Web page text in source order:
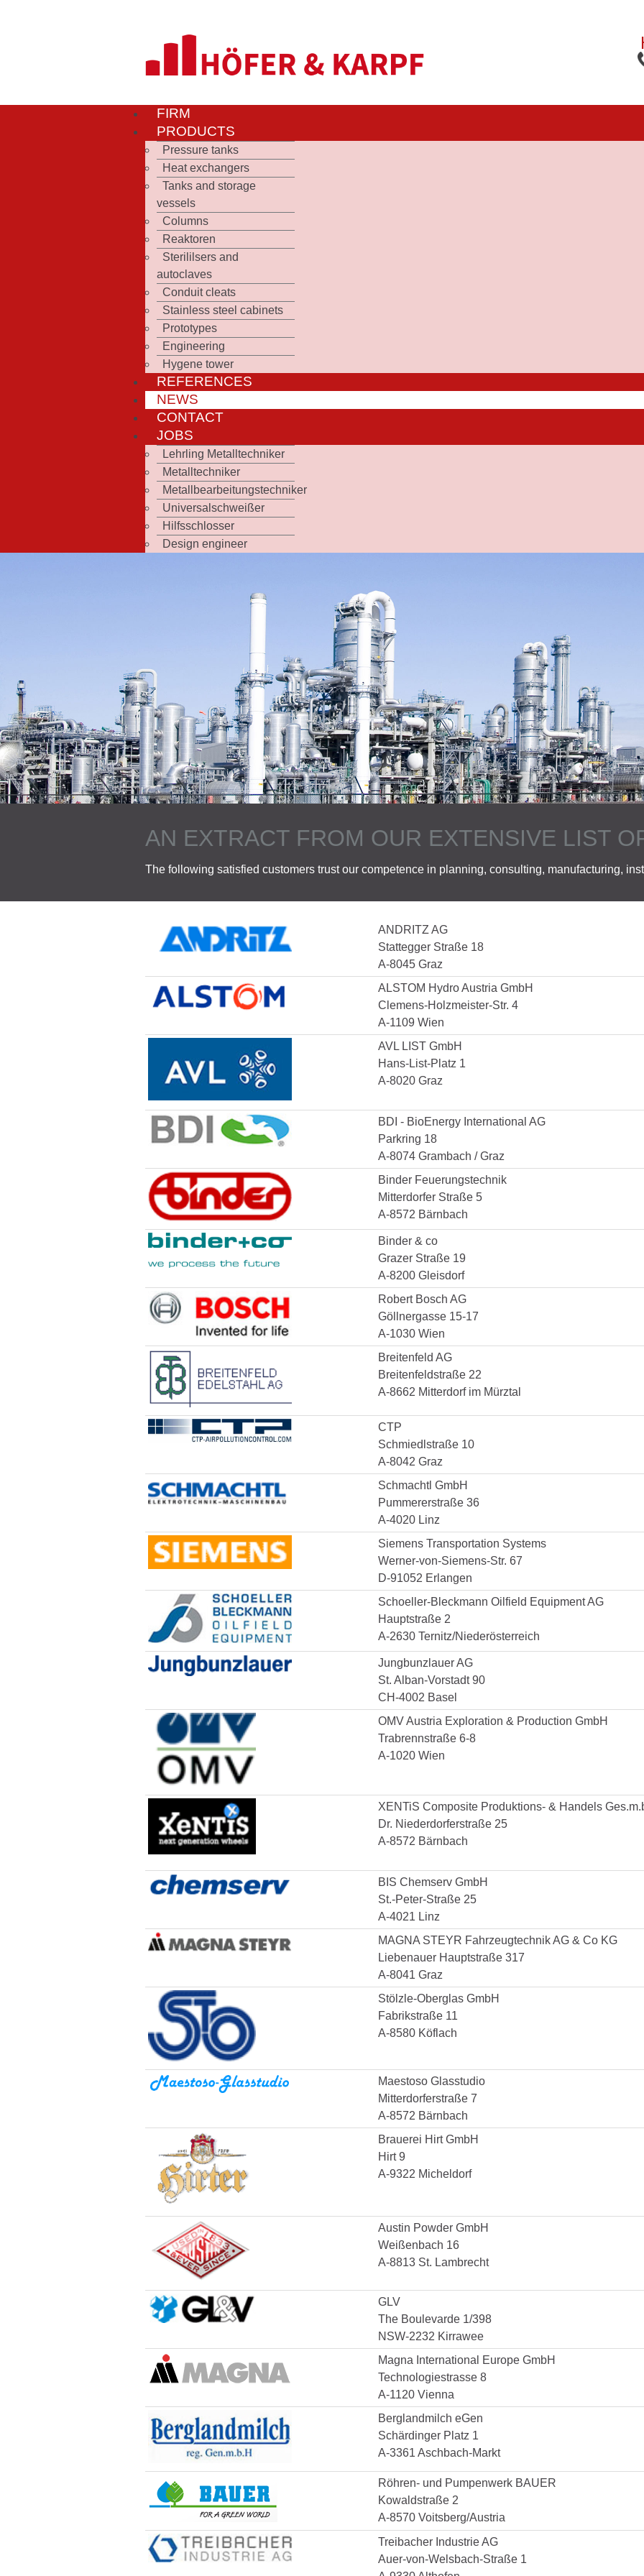
FIRM
PRODUCTS
Pressure tanks
Heat exchangers
Tanks and storage
vessels
Columns
Reaktoren
Sterililsers and
autoclaves
Conduit cleats
Stainless steel cabinets
Prototypes
Engineering
Hygene tower
REFERENCES
NEWS
CONTACT
JOBS
Lehrling Metalltechniker
Metalltechniker
Metallbearbeitungstechniker
Universalschweißer
Hilfsschlosser
Design engineer
AN EXTRACT FROM OUR EXTENSIVE LIST
The following satisfied customers trust our competence in planning, consulting, manufacturing,
ANDRITZ AG
Stattegger Straße 18
A-8045 Graz
ALSTOM Hydro Austria GmbH
Clemens-Holzmeister-Str. 4
A-1109 Wien
AVL LIST GmbH
Hans-List-Platz 1
A-8020 Graz
BDI - BioEnergy International AG
Parkring 18
A-8074 Grambach / Graz
Binder Feuerungstechnik
Mitterdorfer Straße 5
A-8572 Bärnbach
Binder & co
Grazer Straße 19
A-8200 Gleisdorf
Robert Bosch AG
Göllnergasse 15-17
A-1030 Wien
Breitenfeld AG
Breitenfeldstraße 22
A-8662 Mitterdorf im Mürztal
CTP
Schmiedlstraße 10
A-8042 Graz
Schmachtl GmbH
Pummererstraße 36
A-4020 Linz
Siemens Transportation Systems
Werner-von-Siemens-Str. 67
D-91052 Erlangen
Schoeller-Bleckmann Oilfield Equipment AG
Hauptstraße 2
A-2630 Ternitz/Niederösterreich
Jungbunzlauer AG
St. Alban-Vorstadt 90
CH-4002 Basel
OMV Austria Exploration & Production GmbH
Trabrennstraße 6-8
A-1020 Wien
XENTiS Composite Produktions- & Handels
Dr. Niederdorferstraße 25
A-8572 Bärnbach
BIS Chemserv GmbH
St.-Peter-Straße 25
A-4021 Linz
MAGNA STEYR Fahrzeugtechnik AG & Co KG
Liebenauer Hauptstraße 317
A-8041 Graz
Stölzle-Oberglas GmbH
Fabrikstraße 11
A-8580 Köflach
Maestoso Glasstudio
Mitterdorferstraße 7
A-8572 Bärnbach
Brauerei Hirt GmbH
Hirt 9
A-9322 Micheldorf
Austin Powder GmbH
Weißenbach 16
A-8813 St. Lambrecht
GLV
The Boulevarde 1/398
NSW-2232 Kirrawee
Magna International Europe GmbH
Technologiestrasse 8
A-1120 Vienna
Berglandmilch eGen
Schärdinger Platz 1
A-3361 Aschbach-Markt
Röhren- und Pumpenwerk BAUER
Kowaldstraße 2
A-8570 Voitsberg/Austria
Treibacher Industrie AG‎
Auer-von-Welsbach-Straße 1